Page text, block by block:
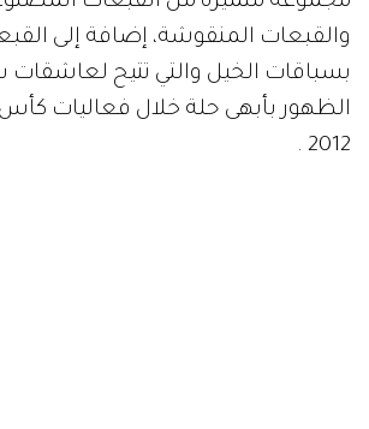
والقبعات المنقوشة، إضافة إلى
بسباقات الخيل والتي تتيح لعاشقات
الظهور بأبهى حلة خلال فعاليات كأس
2012
.